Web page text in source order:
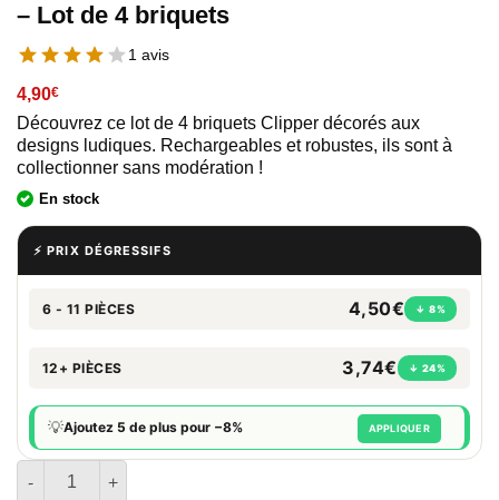
– Lot de 4 briquets
1 avis
4,90€
Découvrez ce lot de 4 briquets Clipper décorés aux
designs ludiques. Rechargeables et robustes, ils sont à
collectionner sans modération !
En stock
⚡ PRIX DÉGRESSIFS
6 - 11 PIÈCES 4,50€ ↓ 8%
12+ PIÈCES 3,74€ ↓ 24%
💡Ajoutez 5 de plus pour −8% APPLIQUER
quantité de Clipper Maxi Games and Hobbies Neon - Lot de 4